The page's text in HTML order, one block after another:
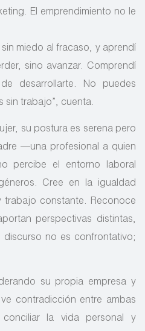
El emprendimiento no le
miedo al fracaso, y aprendí
sino avanzar. Comprendí
desarrollarte. No puedes
sin trabajo”, cuenta.
su postura es serena pero
—una profesional a quien
percibe el entorno laboral
Cree en la igualdad
constante. Reconoce
perspectivas distintas,
discurso no es confrontativo;
su propia empresa y
contradicción entre ambas
conciliar la vida personal y